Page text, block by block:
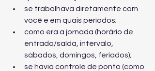
se trabalhava diretamente com
você e em quais períodos;
como era a jornada (horário de
entrada/saída, intervalo,
sábados, domingos, feriados);
se havia controle de ponto (como